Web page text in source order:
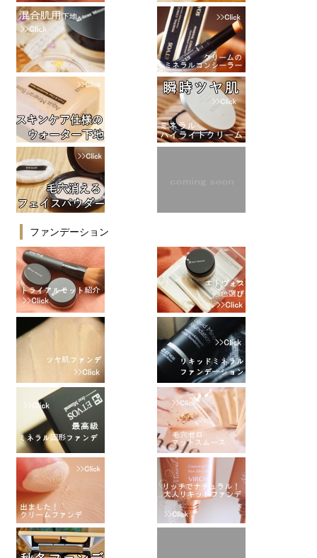
ファンデーション